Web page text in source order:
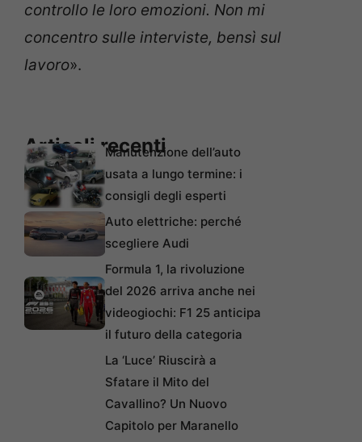
controllo le loro emozioni. Non mi
concentro sulle interviste, bensì sul
lavoro».
Articoli recentiManutenzione dell’auto
usata a lungo termine: i
consigli degli esperti
Auto elettriche: perché
scegliere Audi
Formula 1, la rivoluzione
del 2026 arriva anche nei
videogiochi: F1 25 anticipa
il futuro della categoria
La ‘Luce’ Riuscirà a
Sfatare il Mito del
Cavallino? Un Nuovo
Capitolo per Maranello